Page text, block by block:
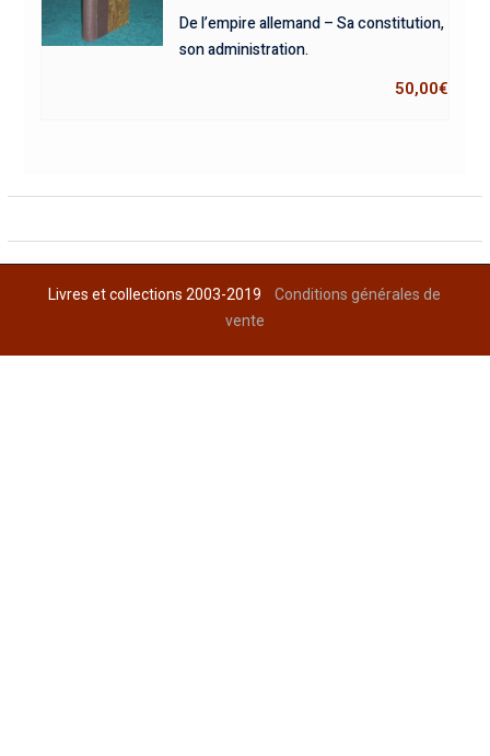
De l’empire allemand – Sa constitution,
son administration.
50,00€
Livres et collections 2003-2019Conditions générales de
vente